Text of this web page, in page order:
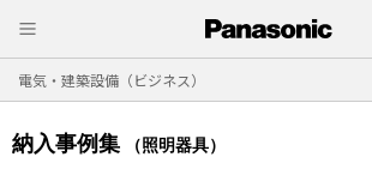
電気・建築設備（ビジネス）
納入事例集 （照明器具）